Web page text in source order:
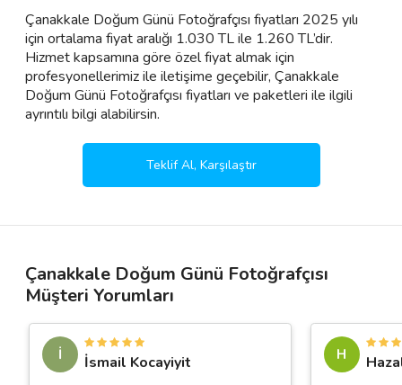
Çanakkale Doğum Günü Fotoğrafçısı fiyatları 2025 yılı
için ortalama fiyat aralığı 1.030 TL ile 1.260 TL’dir.
Hizmet kapsamına göre özel fiyat almak için
profesyonellerimiz ile iletişime geçebilir, Çanakkale
Doğum Günü Fotoğrafçısı fiyatları ve paketleri ile ilgili
ayrıntılı bilgi alabilirsin.
Teklif Al, Karşılaştır
Çanakkale Doğum Günü Fotoğrafçısı
Müşteri Yorumları
İ
İsmail Kocayiyit
H